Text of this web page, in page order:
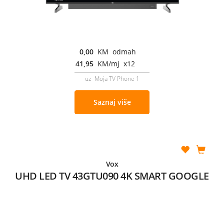
0,00 KM odmah
41,95 KM/mj x12
uz Moja TV Phone 1
Saznaj više
Vox
UHD LED TV 43GTU090 4K SMART GOOGLE